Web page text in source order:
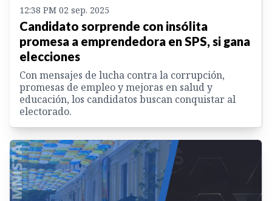
12:38 PM 02 sep. 2025
Candidato sorprende con insólita
promesa a emprendedora en SPS, si gana
elecciones
Con mensajes de lucha contra la corrupción,
promesas de empleo y mejoras en salud y
educación, los candidatos buscan conquistar al
electorado.